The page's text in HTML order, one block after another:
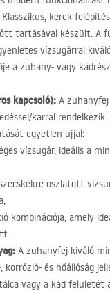
kerek
tartásával készült. A
vízsugárral
a zuhany- vagy
kapcsoló): A
karral
egyetlen ujjal:
vízsugár, ideális a
oszlatott
kombinációja, amely
A zuhanyfej kiváló
korrózió- és hőállóság
vagy a kád